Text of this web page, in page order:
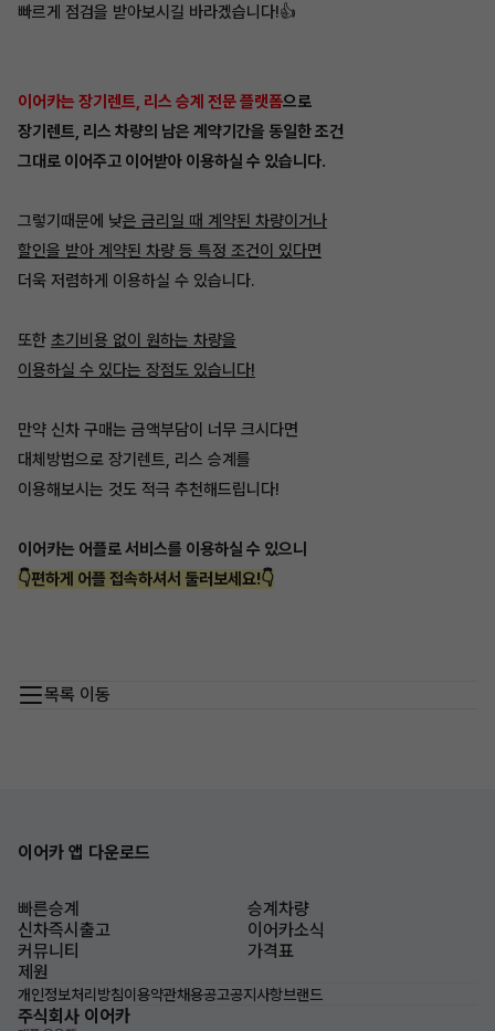
빠르게 점검을 받아보시길 바라겠습니다!👍
이어카는 장기렌트, 리스 승계 전문 플랫폼으로
장기렌트, 리스 차량의 남은 계약기간을 동일한 조건
그대로 이어주고 이어받아 이용하실 수 있습니다.
그렇기때문에 낮은 금리일 때 계약된 차량이거나
할인을 받아 계약된 차량 등 특정 조건이 있다면
더욱 저렴하게 이용하실 수 있습니다.
또한 초기비용 없이 원하는 차량을
이용하실 수 있다는 장점도 있습니다!
만약 신차 구매는 금액부담이 너무 크시다면
대체방법으로 장기렌트, 리스 승계를
이용해보시는 것도 적극 추천해드립니다!
이어카는 어플로 서비스를 이용하실 수 있으니
👇편하게 어플 접속하셔서 둘러보세요!👇
목록 이동
이어카 앱 다운로드
빠른승계
승계차량
신차즉시출고
이어카소식
커뮤니티
가격표
제원
개인정보처리방침이용약관채용공고공지사항브랜드
주식회사 이어카